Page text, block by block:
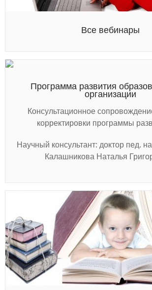
Все вебинары
Программа развития
организации
Консультационное
корректировки программы
Научный консультант: доктор пед.
Калашникова Наталья